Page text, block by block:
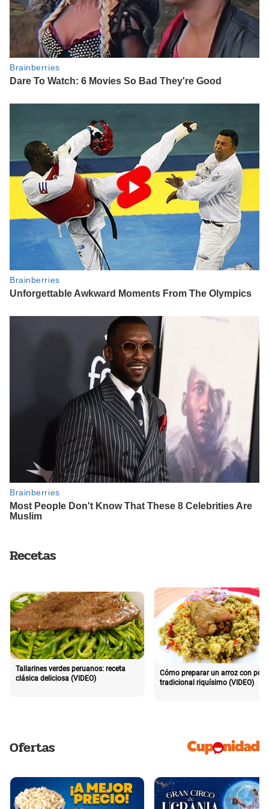
Recetas
Tallarines verdes peruanos: receta
clásica deliciosa (VIDEO)
Cómo preparar un arroz con pollo
tradicional riquísimo (VIDEO)
Ofertas